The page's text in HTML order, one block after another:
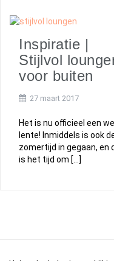
Inspiratie |
Stijlvol
voor buiten
27 maart 2017
Het is nu officieel een
lente! Inmiddels is ook
zomertijd in gegaan, en
is het tijd om […]